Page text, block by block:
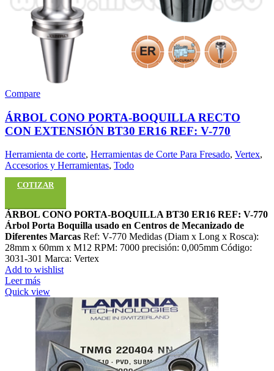
Compare
ÁRBOL CONO PORTA-BOQUILLA RECTO
CON EXTENSIÓN BT30 ER16 REF: V-770
Herramienta de corte, Herramientas de Corte Para Fresado, Vertex,
Accesorios y Herramientas, Todo
COTIZAR
ÁRBOL CONO PORTA-BOQUILLA BT30 ER16 REF: V-770
Árbol Porta Boquilla usado en Centros de Mecanizado de
Diferentes Marcas Ref: V-770 Medidas (Diam x Long x Rosca):
28mm x 60mm x M12 RPM: 7000 precisión: 0,005mm Código:
3031-301 Marca: Vertex
Add to wishlist
Leer más
Quick view